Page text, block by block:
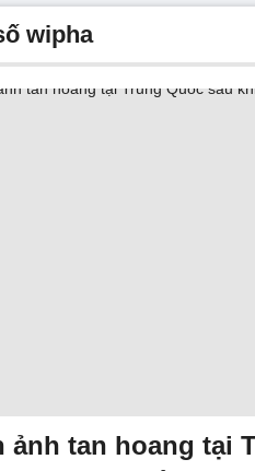
wipha
ảnh tan hoang tại